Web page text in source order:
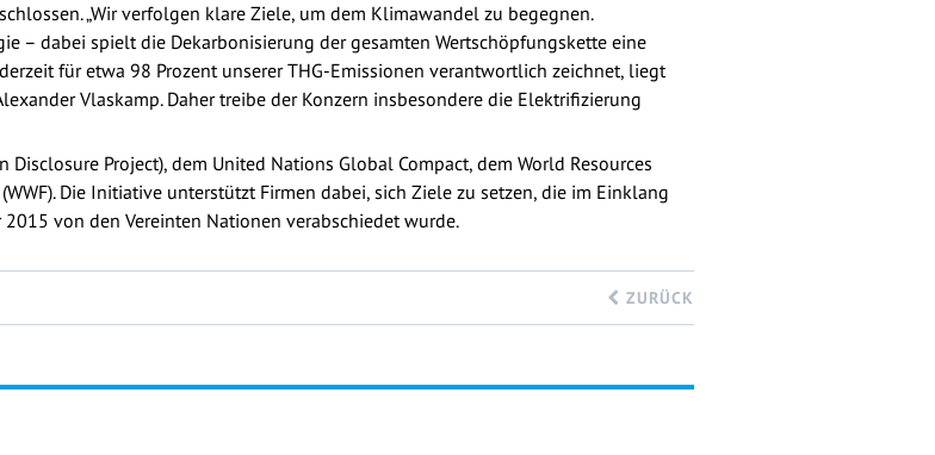
„Wir verfolgen klare Ziele, um dem Klimawandel zu begegnen.
– dabei spielt die Dekarbonisierung der gesamten Wertschöpfungskette eine
für etwa 98 Prozent unserer THG-Emissionen verantwortlich zeichnet, liegt
Vlaskamp. Daher treibe der Konzern insbesondere die Elektrifizierung
Disclosure Project), dem United Nations Global Compact, dem World Resources
Die Initiative unterstützt Firmen dabei, sich Ziele zu setzen, die im Einklang
von den Vereinten Nationen verabschiedet wurde.
ZURÜCK